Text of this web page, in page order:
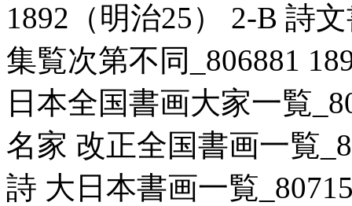
1892（明治25） 2-B 詩
集覧次第不同_806881
日本全国書画大家一覧
名家 改正全国書画一覧
詩 大日本書画一覧